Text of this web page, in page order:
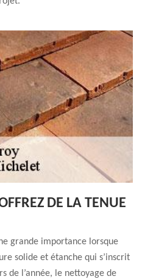
DE LA TENUE
grande importance lorsque
solide et étanche qui s’inscrit
de l’année, le nettoyage de